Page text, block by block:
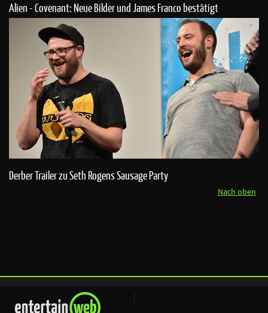
Alien - Covenant: Neue Bilder und James Franco bestätigt
Derber Trailer zu Seth Rogens Sausage Party
Nach oben